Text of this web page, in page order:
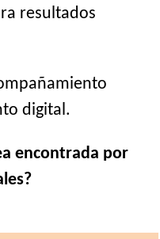
resultados
digital.
encontrada por